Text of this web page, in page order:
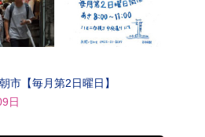
市【毎月第2日曜日】
日